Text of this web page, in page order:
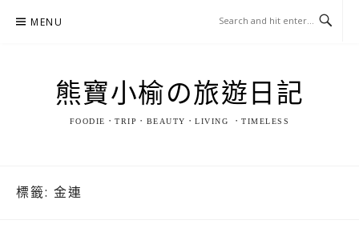
MENU
熊寶小榆の旅遊日記
FOODIE．TRIP．BEAUTY．LIVING ．TIMELESS
標籤: 金連